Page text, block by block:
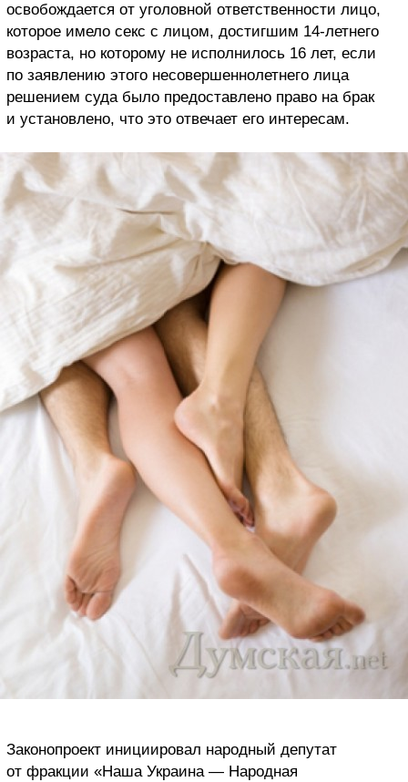
освобождается от уголовной ответственности лицо,
которое имело секс с лицом, достигшим 14-летнего
возраста, но которому не исполнилось 16 лет, если
по заявлению этого несовершеннолетнего лица
решением суда было предоставлено право на брак
и установлено, что это отвечает его интересам.
Законопроект инициировал народный депутат
от фракции «Наша Украина — Народная